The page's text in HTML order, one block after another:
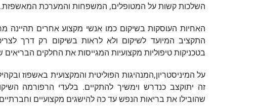
השלכות קשות על המטופלים, המשפחות והמערכת המאשפזת.
האחיות העוסקות בשיקום כמו אנשי מקצוע אחרים תהיינה
התקציב המיועד לשיקום ולא לראות בשיקום רק דרך
בטכניקות טיפוליות מקצועיות המגייסות את החלקים
על המיניסטריון,המנהיגות הפוליטית והמקצועית באשפוז
זה יתוקצב כנדרש וימשיך להתקיים. בלעדי הרפורמה
שהובילו את בריאות הנפש עד כה להישגים מקצועיים